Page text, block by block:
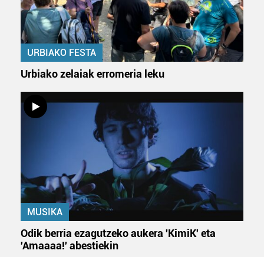
URBIAKO FESTA
Urbiako zelaiak erromeria leku
MUSIKA
Odik berria ezagutzeko aukera 'KimiK' eta
'Amaaaa!' abestiekin